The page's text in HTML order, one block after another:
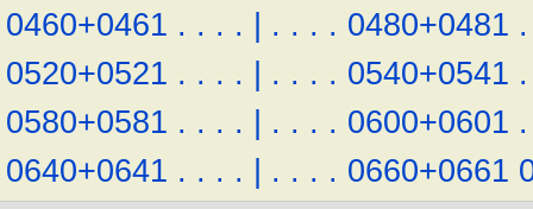
0460+0461 . . . . | . . . . 0480+0481 .
0520+0521 . . . . | . . . . 0540+0541 .
0580+0581 . . . . | . . . . 0600+0601 .
0640+0641 . . . . | . . . . 0660+0661